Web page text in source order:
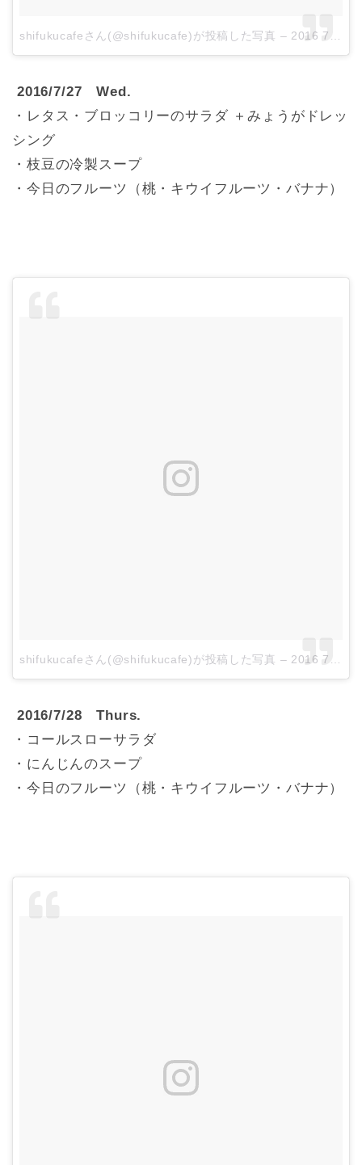
shifukucafeさん(@shifukucafe)が投稿した写真 – 2016 7月 26 6:41午後 PDT
2016/7/27 Wed.
・レタス・ブロッコリーのサラダ ＋みょうがドレッ
シング
・枝豆の冷製スープ
・今日のフルーツ（桃・キウイフルーツ・バナナ）
shifukucafeさん(@shifukucafe)が投稿した写真 – 2016 7月 27 4:48午後 PDT
2016/7/28 Thurs.
・コールスローサラダ
・にんじんのスープ
・今日のフルーツ（桃・キウイフルーツ・バナナ）